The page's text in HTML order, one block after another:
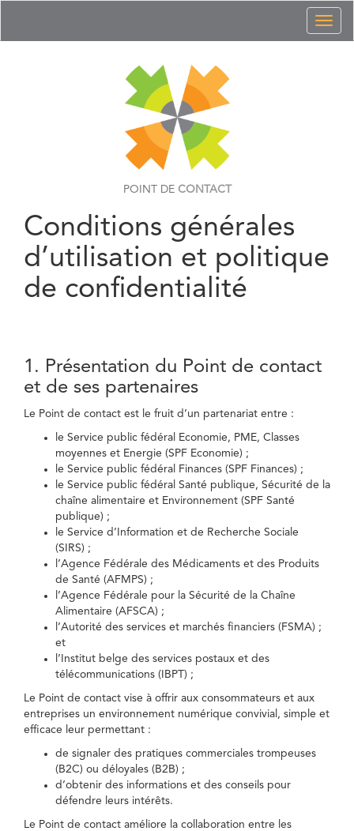
POINT DE CONTACT
Conditions générales
d’utilisation et politique
de confidentialité
1. Présentation du Point de contact
et de ses partenaires
Le Point de contact est le fruit d’un partenariat entre :
le Service public fédéral Economie, PME, Classes
moyennes et Energie (SPF Economie) ;
le Service public fédéral Finances (SPF Finances) ;
le Service public fédéral Santé publique, Sécurité de la
chaîne alimentaire et Environnement (SPF Santé
publique) ;
le Service d’Information et de Recherche Sociale
(SIRS) ;
l’Agence Fédérale des Médicaments et des Produits
de Santé (AFMPS) ;
l’Agence Fédérale pour la Sécurité de la Chaîne
Alimentaire (AFSCA) ;
l’Autorité des services et marchés financiers (FSMA) ;
et
l’Institut belge des services postaux et des
télécommunications (IBPT) ;
Le Point de contact vise à offrir aux consommateurs et aux
entreprises un environnement numérique convivial, simple et
efficace leur permettant :
de signaler des pratiques commerciales trompeuses
(B2C) ou déloyales (B2B) ;
d’obtenir des informations et des conseils pour
défendre leurs intérêts.
Le Point de contact améliore la collaboration entre les